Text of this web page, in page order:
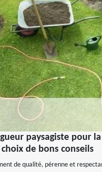
paysagiste pour
de bons conseils
de qualité, pérenne et